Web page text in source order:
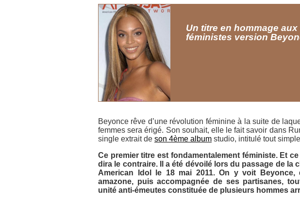
Un titre en hommage
féministes version
Beyonce rêve d’une révolution féminine à la suite de
femmes sera érigé. Son souhait, elle le fait savoir dans
single extrait de son 4ème album studio, intitulé tout
Ce premier titre est fondamentalement féministe. Et
dira le contraire. Il a été dévoilé lors du passage de la
American Idol le 18 mai 2011. On y voit Beyonce,
amazone, puis accompagnée de ses partisanes,
unité anti-émeutes constituée de plusieurs hommes